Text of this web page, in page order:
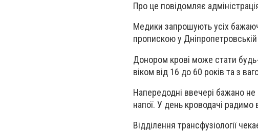
Про це повідомляє
Медики запрошують усіх
пропискою у Дніпропетровській
Донором крові може стати
віком від 16 до 60 років та з
Напередодні ввечері бажано
напої. У день кроводачі
Відділення трансфузіології